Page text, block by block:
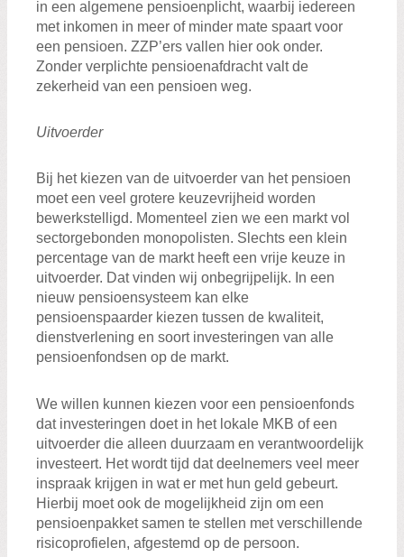
in een algemene pensioenplicht, waarbij iedereen
met inkomen in meer of minder mate spaart voor
een pensioen. ZZP’ers vallen hier ook onder.
Zonder verplichte pensioenafdracht valt de
zekerheid van een pensioen weg.
Uitvoerder
Bij het kiezen van de uitvoerder van het pensioen
moet een veel grotere keuzevrijheid worden
bewerkstelligd. Momenteel zien we een markt vol
sectorgebonden monopolisten. Slechts een klein
percentage van de markt heeft een vrije keuze in
uitvoerder. Dat vinden wij onbegrijpelijk. In een
nieuw pensioensysteem kan elke
pensioenspaarder kiezen tussen de kwaliteit,
dienstverlening en soort investeringen van alle
pensioenfondsen op de markt.
We willen kunnen kiezen voor een pensioenfonds
dat investeringen doet in het lokale MKB of een
uitvoerder die alleen duurzaam en verantwoordelijk
investeert. Het wordt tijd dat deelnemers veel meer
inspraak krijgen in wat er met hun geld gebeurt.
Hierbij moet ook de mogelijkheid zijn om een
pensioenpakket samen te stellen met verschillende
risicoprofielen, afgestemd op de persoon.